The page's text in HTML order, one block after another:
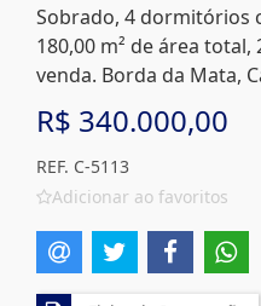
Sobrado, 4 dormitórios
180,00 m² de área
venda. Borda da Mata,
R$ 340.000,00
REF. C-5113
Adicionar ao favoritos